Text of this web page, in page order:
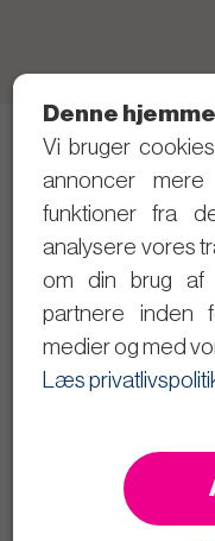
Telefon: 21 40 80
Følg med i det
Dagsordener
Se
Læs
Åbenhed og
Denne
Vi bruger
annoncer
funktioner fra
analysere vores
om din brug af
partnere inden
medier og med
Læs